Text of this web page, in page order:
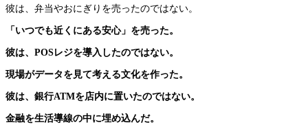
彼は、弁当やおにぎりを売ったのではない。
「いつでも近くにある安心」を売った。
彼は、POSレジを導入したのではない。
現場がデータを見て考える文化を作った。
彼は、銀行ATMを店内に置いたのではない。
金融を生活導線の中に埋め込んだ。